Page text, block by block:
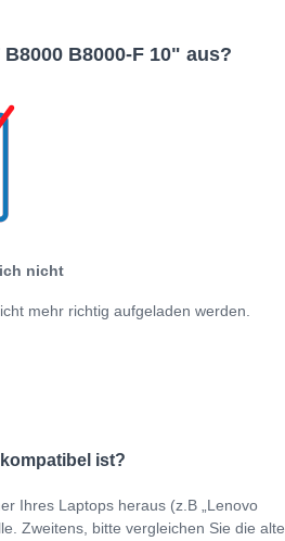
B8000-F 10" aus?
nicht
mehr richtig aufgeladen werden.
ist?
Ihres Laptops heraus (z.B „Lenovo
Zweitens, bitte vergleichen Sie die alte